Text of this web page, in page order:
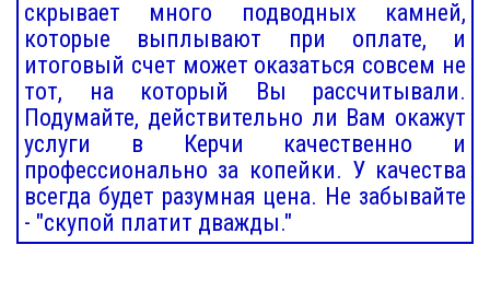
скрывает много подводных камней,
которые выплывают при оплате, и
итоговый счет может оказаться совсем не
тот, на который Вы рассчитывали.
Подумайте, действительно ли Вам окажут
услуги в Керчи качественно и
профессионально за копейки. У качества
всегда будет разумная цена. Не забывайте
- "скупой платит дважды."